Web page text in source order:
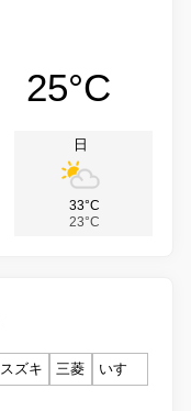
25°C
日
33°C
23°C
スズキ 三菱
いすゞ